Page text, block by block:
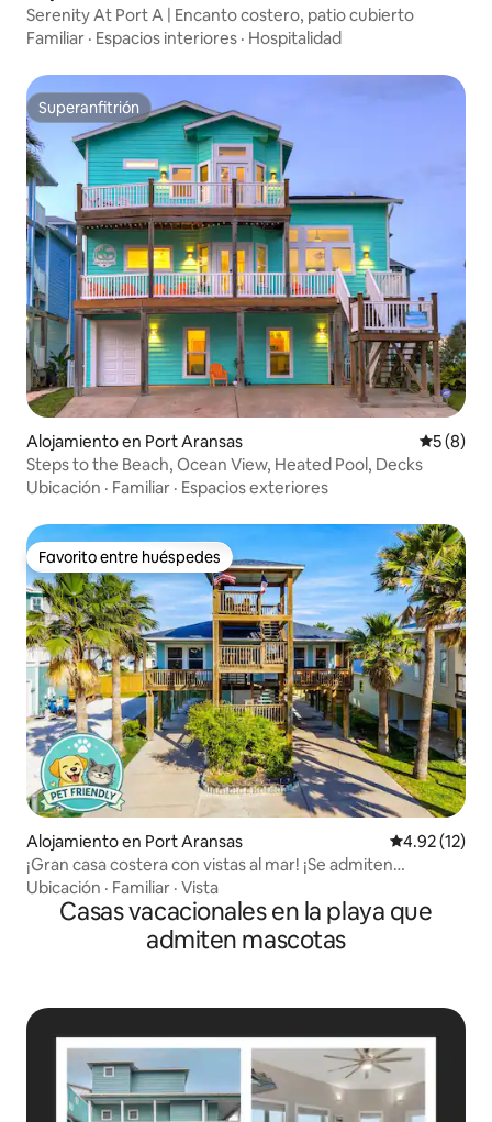
Serenity At Port A | Encanto costero, patio cubierto
Familiar · Espacios interiores · Hospitalidad
Superanfitrión
Superanfitrión
Alojamiento en Port Aransas
5 (8)
Steps to the Beach, Ocean View, Heated Pool, Decks
Ubicación · Familiar · Espacios exteriores
Favorito entre huéspedes
Favorito entre huéspedes
Alojamiento en Port Aransas Calificación
4.92 (12)
¡Gran casa costera con vistas al mar! ¡Se admiten
mascotas!
Ubicación · Familiar · Vista
Casas vacacionales en la playa que
admiten mascotas